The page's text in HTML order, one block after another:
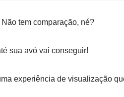
tem comparação, né?
sua avó vai conseguir!
experiência de visualização